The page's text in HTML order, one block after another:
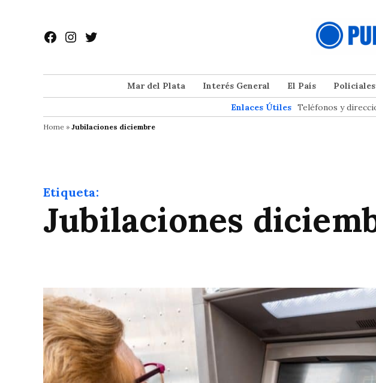
contenido
Facebook
Instagram
Twitter
Mar del Plata Interés General El País Policiales
Enlaces Útiles Teléfonos y
Home » Jubilaciones diciembre
Etiqueta:
Jubilaciones